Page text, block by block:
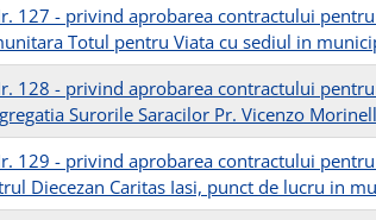
127 - privind aprobarea contractului
Totul pentru Viata cu sediul in
128 - privind aprobarea contractului
Surorile Saracilor Pr. Vicenzo
129 - privind aprobarea contractului
Diecezan Caritas Iasi, punct de lucru in